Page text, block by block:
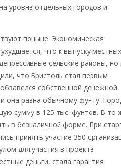
уровне отдельных городов и
поныне. Экономическая
что к выпуску местных
сельские районы, но
что Бристоль стал первым
собственной денежной
она равна обычному фунту.
сумму в 125 тыс. фунтов. В то
в безналичной форме. При
принять участие 350
для участия в проекте
деньги, стала гарантия